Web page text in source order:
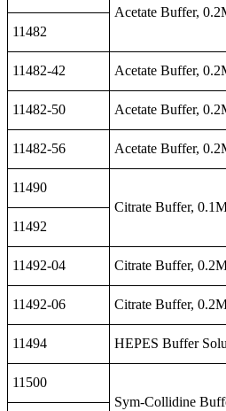
Acetate Buffer,
11482
11482-42 Acetate Buffer,
11482-50 Acetate Buffer,
11482-56 Acetate Buffer,
11490
Citrate Buffer,
11492
11492-04 Citrate Buffer,
11492-06 Citrate Buffer,
11494 HEPES Buffer
11500
Sym-Collidine